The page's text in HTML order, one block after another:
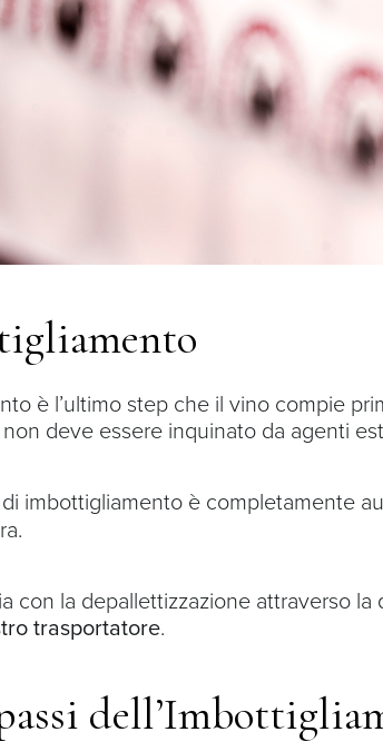
è l’ultimo step che il vino compie
deve essere inquinato da agenti
imbottigliamento è completamente
con la depallettizzazione attraverso
trasportatore.